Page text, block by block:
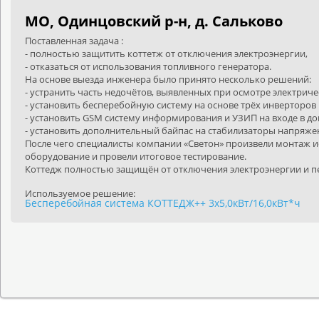
МО, Одинцовский р-н, д. Сальково
Поставленная задача :
- полностью защитить коттетж от отключения электроэнергии,
- отказаться от использования топливного генератора.
На основе выезда инженера было принято несколько решений:
- устранить часть недочётов, выявленных при осмотре
- установить бесперебойную систему на основе трёх инверторов
- установить GSM систему информирования и УЗИП на входе в
- установить дополнительный байпас на стабилизаторы
После чего специалисты компании «Светон» произвели монтаж
оборудование и провели итоговое тестирование.
Коттедж полностью защищён от отключения электроэнергии и
Используемое решение:
Бесперебойная система КОТТЕДЖ++ 3х5,0кВт/16,0кВт*ч